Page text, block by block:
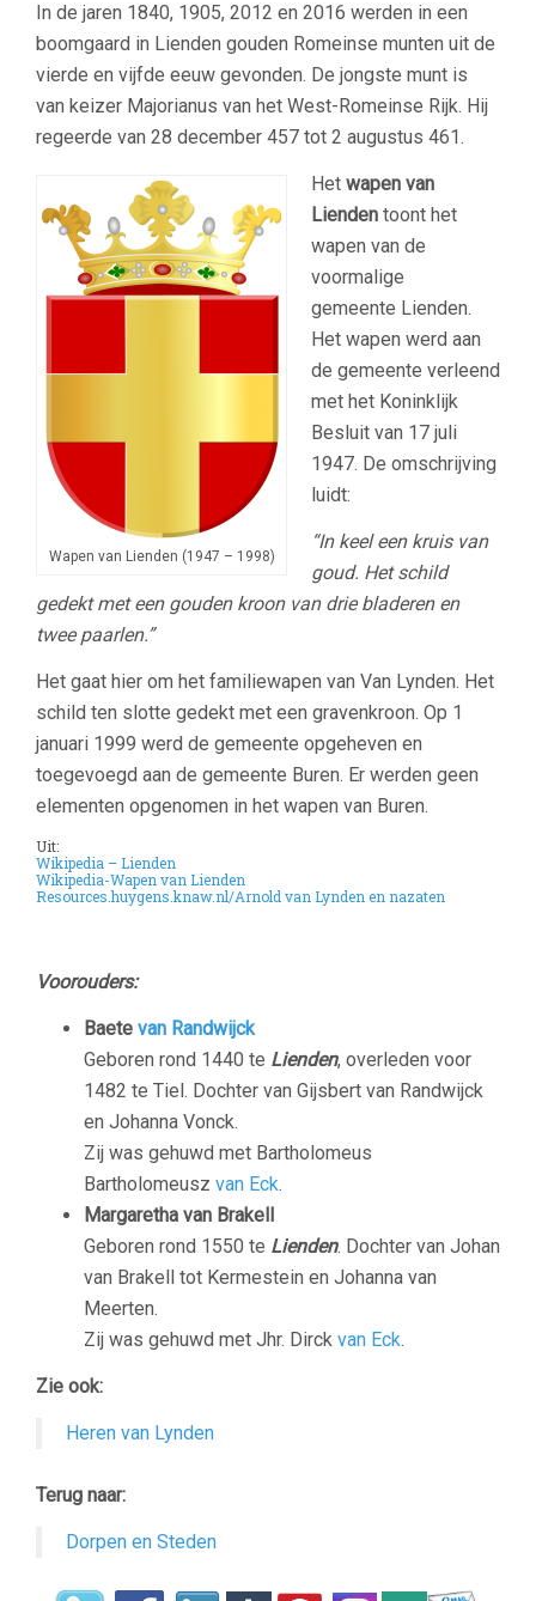
In de jaren 1840, 1905, 2012 en 2016 werden in een
boomgaard in Lienden gouden Romeinse munten uit de
vierde en vijfde eeuw gevonden. De jongste munt is
van keizer Majorianus van het West-Romeinse Rijk. Hij
regeerde van 28 december 457 tot 2 augustus 461.
Wapen van Lienden (1947 – 1998)
Het wapen van
Lienden toont het
wapen van de
voormalige
gemeente Lienden.
Het wapen werd aan
de gemeente verleend
met het Koninklijk
Besluit van 17 juli
1947. De omschrijving
luidt:
“In keel een kruis van
goud. Het schild
gedekt met een gouden kroon van drie bladeren en
twee paarlen.”
Het gaat hier om het familiewapen van Van Lynden. Het
schild ten slotte gedekt met een gravenkroon. Op 1
januari 1999 werd de gemeente opgeheven en
toegevoegd aan de gemeente Buren. Er werden geen
elementen opgenomen in het wapen van Buren.
Uit:
Wikipedia – Lienden
Wikipedia-Wapen van Lienden
Resources.huygens.knaw.nl/Arnold van Lynden en nazaten
Voorouders:
Baete van Randwijck
Geboren rond 1440 te Lienden, overleden voor
1482 te Tiel. Dochter van Gijsbert van Randwijck
en Johanna Vonck.
Zij was gehuwd met Bartholomeus
Bartholomeusz van Eck.
Margaretha van Brakell
Geboren rond 1550 te Lienden. Dochter van Johan
van Brakell tot Kermestein en Johanna van
Meerten.
Zij was gehuwd met Jhr. Dirck van Eck.
Zie ook:
Heren van Lynden
Terug naar:
Dorpen en Steden